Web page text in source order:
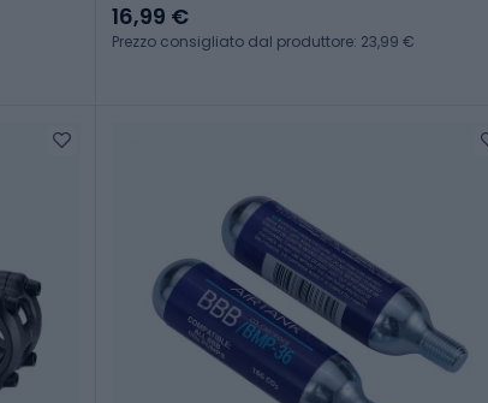
16,99 €
Prezzo consigliato dal produttore: 23,99 €